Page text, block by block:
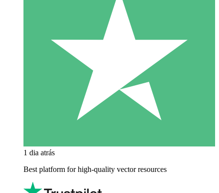
1 dia atrás
Best platform for high-quality vector resources